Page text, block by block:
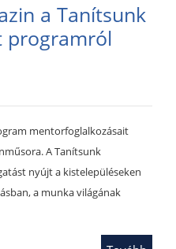
a Tanítsunk
programról
mentorfoglalkozásait
A Tanítsunk
nyújt a kistelepüléseken
a munka világának